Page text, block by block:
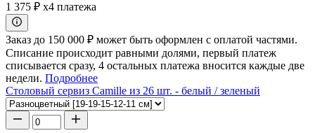
1 375 ₽ x4 платежа
Заказ до 150 000 ₽ может быть оформлен с оплатой частями.
Списание происходит равными долями, первый платеж
списывается сразу, 4 остальных платежа вносится каждые две
недели. Подробнее
Столовый сервиз Camille из 26 шт. - белый / зеленый